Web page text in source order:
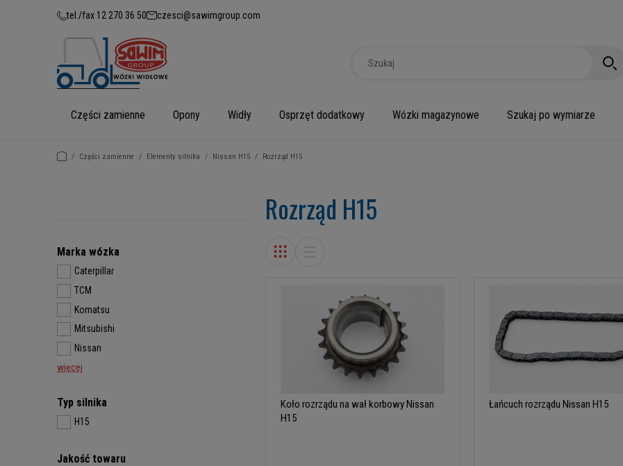
tel./fax 12 270 36 50 czesci@sawimgroup.com
Części zamienne Opony Widły Osprzęt dodatkowy Wózki magazynowe Szukaj po wymiarze
/ Części zamienne / Elementy silnika / Nissan H15 / Rozrząd H15
Marka wózka
Caterpillar
TCM
Komatsu
Mitsubishi
Nissan
więcej
Typ silnika
H15
Jakość towaru
Rozrząd H15
Koło rozrządu na wał korbowy Nissan
H15
Łańcuch rozrządu Nissan H15